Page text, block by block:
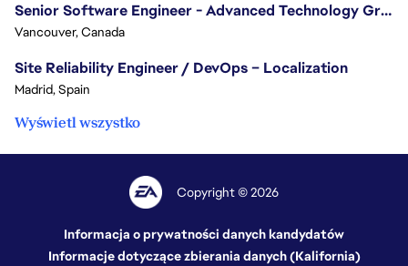
Senior Software Engineer - Advanced Technology Group
Vancouver, Canada
Site Reliability Engineer / DevOps – Localization
Madrid, Spain
Wyświetl wszystko
Copyright © 2026
Informacja o prywatności danych kandydatów
Informacje dotyczące zbierania danych (Kalifornia)